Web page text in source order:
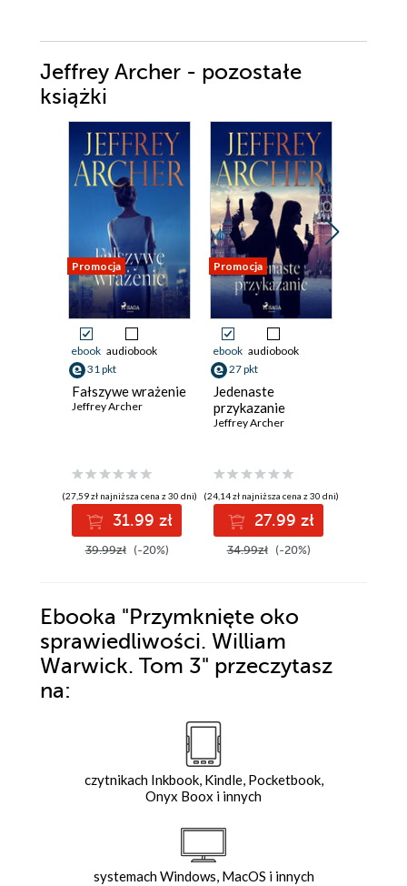
Jeffrey Archer - pozostałe
książki
Promocja
ebook audiobook
31 pkt
Fałszywe wrażenie
Jeffrey Archer
(27,59 zł najniższa cena z 30 dni)
31.99 zł
39.99zł (-20%)
Promocja
ebook audiobook
27 pkt
Jedenaste
przykazanie
Jeffrey Archer
(24,14 zł najniższa cena z 30 dni)
27.99 zł
34.99zł (-20%)
Ebooka "Przymknięte oko
sprawiedliwości. William
Warwick. Tom 3" przeczytasz
na:
czytnikach Inkbook, Kindle, Pocketbook,
Onyx Boox i innych
systemach Windows, MacOS i innych